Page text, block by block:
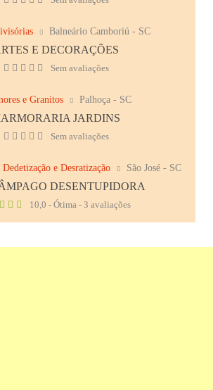
Balneário Camboriú - SC
E DECORAÇÕES
Sem avaliações
e Granitos Palhoça - SC
JARDINS
Sem avaliações
Dedetização e Desratização São José - SC
DESENTUPIDORA
10,0 - Ótima - 3 avaliações